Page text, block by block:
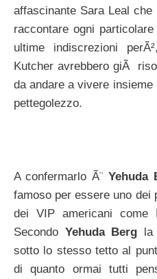
affascinante Sara Leal
raccontare ogni
ultime indiscrezioni
Kutcher avrebbero giÃ
da andare a vivere
pettegolezzo.
A confermarlo Ã¨Yehuda
famoso per essere uno dei
dei VIP americani come
Secondo Yehuda Berg la
sotto lo stesso tetto al
di quanto ormai tutti